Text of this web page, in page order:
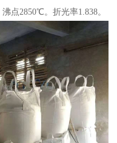
点2850℃。折光率1.838。